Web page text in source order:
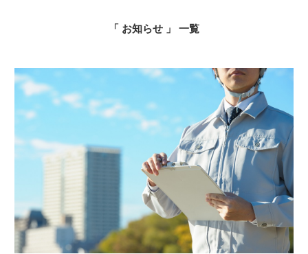
「 お知らせ 」 一覧